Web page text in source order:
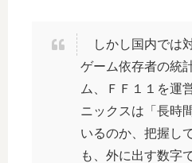
しかし国内では
ゲーム依存者の統
ム、ＦＦ１１を運
ニックスは「長時
いるのか、把握し
も、外に出す数字